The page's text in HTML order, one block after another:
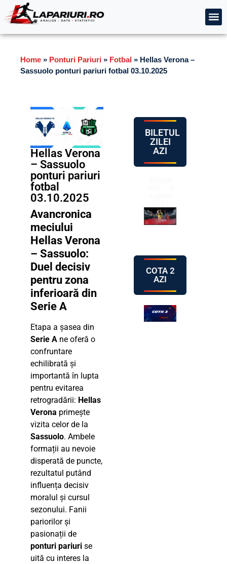
Home » Ponturi Pariuri » Fotbal » Hellas Verona –
Sassuolo ponturi pariuri fotbal 03.10.2025
Hellas Verona
– Sassuolo
ponturi pariuri
fotbal
03.10.2025
Avancronica
meciului
Hellas Verona
– Sassuolo:
Duel decisiv
pentru zona
inferioară din
Serie A
Etapa a șasea din
Serie A ne oferă o
confruntare
echilibrată și
importantă în lupta
pentru evitarea
retrogradării: Hellas
Verona primește
vizita celor de la
Sassuolo. Ambele
formații au nevoie
disperată de puncte,
rezultatul putând
influența decisiv
moralul și cursul
sezonului. Fanii
pariorilor și
pasionații de
ponturi pariuri se
uită cu interes la
BILETUL
ZILEI
AZI
COTA 2
AZI